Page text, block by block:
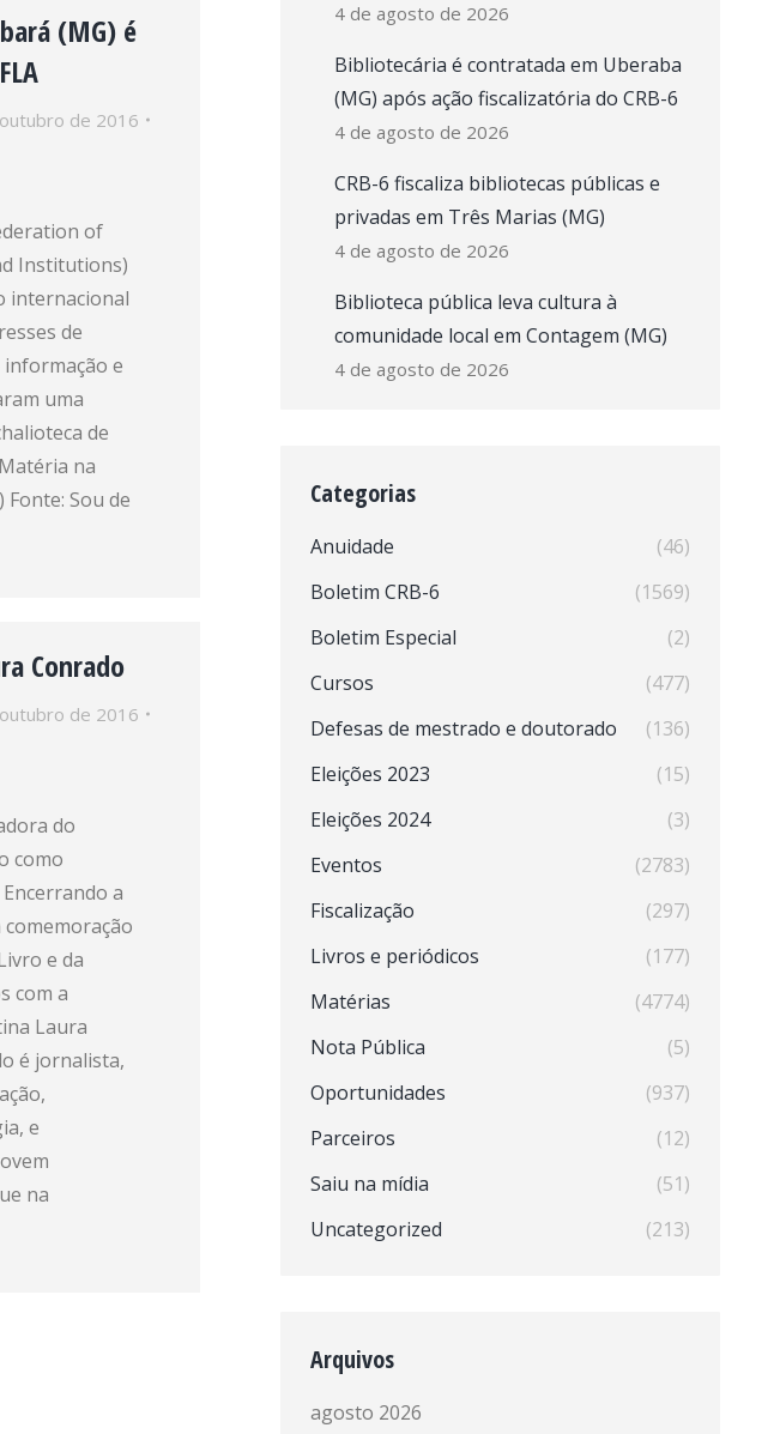
(MG) é
de 2016
of
Institutions)
internacional
de
e
uma
de
na
Sou de
Conrado
de 2016
do
como
a
e da
com a
Laura
é jornalista,
e
na
4 de agosto de 2026
Bibliotecária é contratada em Uberaba
(MG) após ação fiscalizatória do CRB-6
4 de agosto de 2026
CRB-6 fiscaliza bibliotecas públicas e
privadas em Três Marias (MG)
4 de agosto de 2026
Biblioteca pública leva cultura à
comunidade local em Contagem (MG)
4 de agosto de 2026
Categorias
Anuidade
(46)
Boletim CRB-6
(1569)
Boletim Especial
(2)
Cursos
(477)
Defesas de mestrado e doutorado
(136)
Eleições 2023
(15)
Eleições 2024
(3)
Eventos
(2783)
Fiscalização
(297)
Livros e periódicos
(177)
Matérias
(4774)
Nota Pública
(5)
Oportunidades
(937)
Parceiros
(12)
Saiu na mídia
(51)
Uncategorized
(213)
Arquivos
agosto 2026